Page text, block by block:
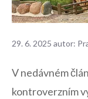
29. 6. 2025 autor:
V ​nedávném
kontroverzním